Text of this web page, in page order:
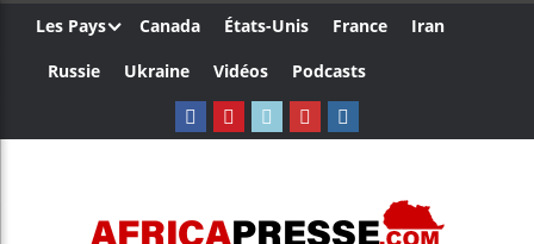
Les Pays Canada États-Unis France
Iran
Russie
Ukraine Vidéos Podcasts